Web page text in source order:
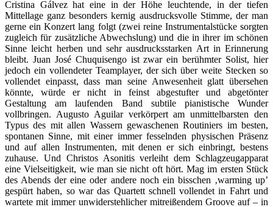
Cristina Gálvez hat eine in der Höhe leuchtende, in der tiefen
Mittellage ganz besonders kernig ausdrucksvolle Stimme, der man
gerne ein Konzert lang folgt (zwei reine Instrumentalstücke sorgten
zugleich für zusätzliche Abwechslung) und die in ihrer im schönen
Sinne leicht herben und sehr ausdrucksstarken Art in Erinnerung
bleibt. Juan José Chuquisengo ist zwar ein berühmter Solist, hier
jedoch ein vollendeter Teamplayer, der sich über weite Stecken so
vollendet einpasst, dass man seine Anwesenheit glatt übersehen
könnte, würde er nicht in feinst abgestufter und abgetönter
Gestaltung am laufenden Band subtile pianistische Wunder
vollbringen. Augusto Aguilar verkörpert am unmittelbarsten den
Typus des mit allen Wassern gewaschenen Routiniers im besten,
spontanen Sinne, mit einer immer fesselnden physischen Präsenz
und auf allen Instrumenten, mit denen er sich einbringt, bestens
zuhause. Und Christos Asonitis verleiht dem Schlagzeugapparat
eine Vielseitigkeit, wie man sie nicht oft hört. Mag im ersten Stück
des Abends der eine oder andere noch ein bisschen ‚warming up’
gespürt haben, so war das Quartett schnell vollendet in Fahrt und
wartete mit immer unwiderstehlicher mitreißendem Groove auf – in